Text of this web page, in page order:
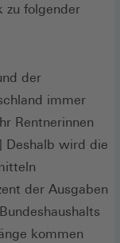
zu folgender
der
immer
Rentnerinnen
Deshalb wird die
der Ausgaben
kommen